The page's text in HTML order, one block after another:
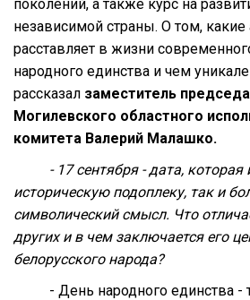
поколений, а также курс на
независимой страны. О том,
расставляет в жизни
народного единства и чем
рассказал заместитель
Могилевского областного
комитета Валерий Малашко.
- 17 сентября - дата,
историческую подоплеку, так и
символический смысл. Что
других и в чем заключается его
белорусского народа?
- День народного единства -